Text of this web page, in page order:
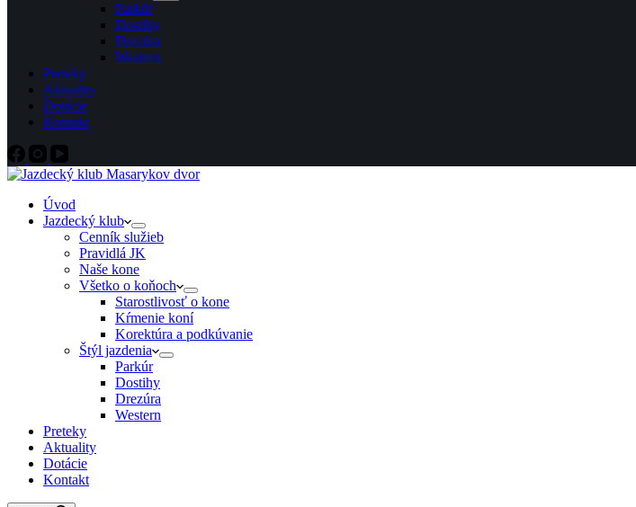
Parkúr
Dostihy
Drezúra
Western
Preteky
Aktuality
Dotácie
Kontakt
Úvod
Jazdecký klub
Cenník služieb
Pravidlá JK
Naše kone
Všetko o koňoch
Starostlivosť o kone
Kŕmenie koní
Korektúra a podkúvanie
Štýl jazdenia
Parkúr
Dostihy
Drezúra
Western
Preteky
Aktuality
Dotácie
Kontakt